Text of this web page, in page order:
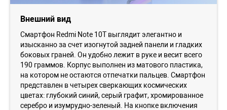
Внешний вид
Смартфон Redmi Note 10Т выглядит элегантно и
изысканно за счет изогнутой задней панели и гладких
боковых граней. Он удобно лежит в руке и весит всего
190 граммов. Корпус выполнен из матового пластика,
на котором не остаются отпечатки пальцев. Смартфон
представлен в четырех сверкающих космических
цветах: глубокий синий, серый графит, хромированное
серебро и изумрудно-зеленый. На кнопке включения